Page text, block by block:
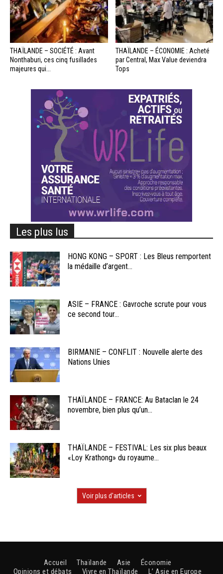
THAÏLANDE – SOCIÉTÉ : Avant
Nonthaburi, ces cinq fusillades
majeures qui...
THAÏLANDE – ÉCONOMIE : Acheté
par Central, Max Value deviendra
Tops
Les plus lus
HONG KONG – SPORT : Les Bleus remportent
la médaille d’argent...
ASIE – FRANCE : Gavroche scrute pour vous
ce second tour...
BIRMANIE – CONFLIT : Nouvelle alerte des
Nations Unies
THAÏLANDE – FRANCE: Au Bataclan le 24
novembre, bien plus qu’un...
THAÏLANDE – FESTIVAL: Les six plus beaux
«Loy Krathong» du royaume...
Voir plus d'articles
Accueil Thaïlande Asie
Économie
Opinions et débats
Vivre en Thaïlande L’ Asie en Europe